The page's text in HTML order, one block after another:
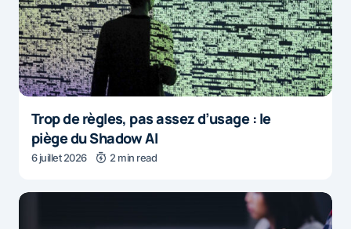
Trop de règles, pas assez d’usage : le
piège du Shadow AI
6 juillet 2026 2 min read